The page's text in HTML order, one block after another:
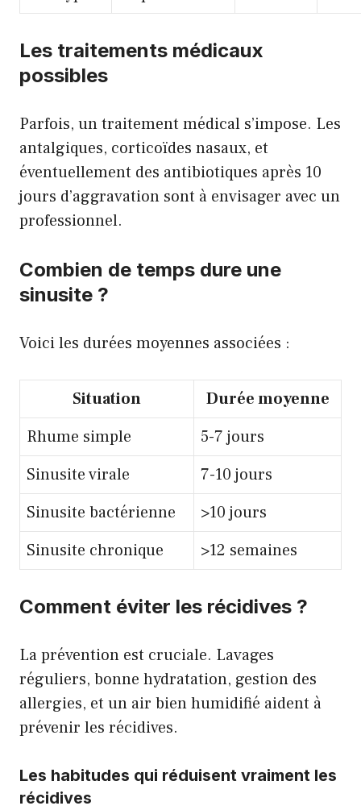
Les traitements médicaux
possibles
Parfois, un traitement médical s’impose. Les
antalgiques, corticoïdes nasaux, et
éventuellement des antibiotiques après 10
jours d’aggravation sont à envisager avec un
professionnel.
Combien de temps dure une
sinusite ?
Voici les durées moyennes associées :
Situation
Durée moyenne
Rhume simple
5-7 jours
Sinusite virale
7-10 jours
Sinusite bactérienne
>10 jours
Sinusite chronique
>12 semaines
Comment éviter les récidives ?
La prévention est cruciale. Lavages
réguliers, bonne hydratation, gestion des
allergies, et un air bien humidifié aident à
prévenir les récidives.
Les habitudes qui réduisent vraiment les
récidives